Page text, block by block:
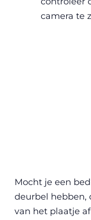
camera te
Mocht je een
deurbel hebben,
van het plaatje